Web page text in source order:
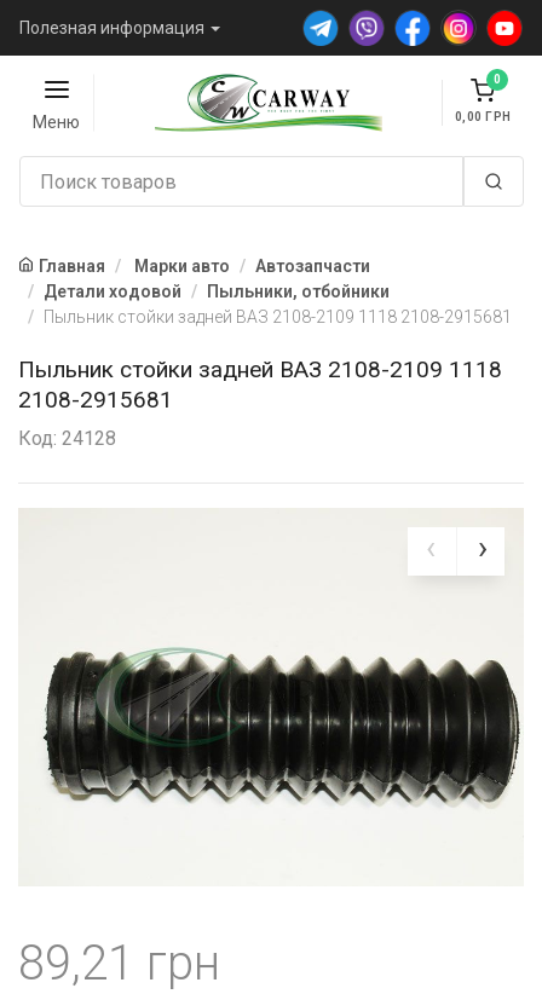
Полезная информация
Меню
0
0,00
Главная Марки авто
Автозапчасти
Детали ходовой
Пыльники, отбойники
Пыльник стойки задней ВАЗ 2108-2109 1118 2108-2915681
Пыльник стойки задней ВАЗ 2108-2109 1118
2108-2915681
Код: 24128
89,21